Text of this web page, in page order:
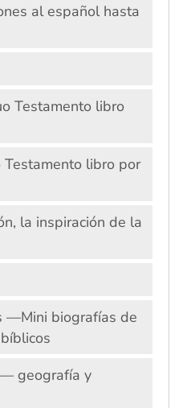
al español hasta
Testamento libro
libro por
la inspiración de la
—Mini biografías de
geografía y